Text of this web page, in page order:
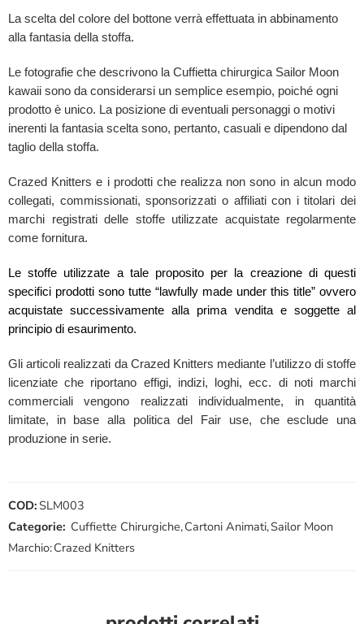
La scelta del colore del bottone verrà effettuata in abbinamento
alla fantasia della stoffa.
Le fotografie che descrivono la Cuffietta chirurgica Sailor Moon
kawaii sono da considerarsi un semplice esempio, poiché ogni
prodotto è unico. La posizione di eventuali personaggi o motivi
inerenti la fantasia scelta sono, pertanto, casuali e dipendono dal
taglio della stoffa.
Crazed Knitters e i prodotti che realizza non sono in alcun modo
collegati, commissionati, sponsorizzati o affiliati con i titolari dei
marchi registrati delle stoffe utilizzate acquistate regolarmente
come fornitura.
Le stoffe utilizzate a tale proposito per la creazione di questi
specifici prodotti sono tutte “lawfully made under this title” ovvero
acquistate successivamente alla prima vendita e soggette al
principio di esaurimento.
Gli articoli realizzati da Crazed Knitters mediante l’utilizzo di stoffe
licenziate che riportano effigi, indizi, loghi, ecc. di noti marchi
commerciali vengono realizzati individualmente, in quantità
limitate, in base alla politica del Fair use, che esclude una
produzione in serie.
COD: SLM003
Categorie: Cuffiette Chirurgiche,Cartoni Animati,Sailor Moon
Marchio:Crazed Knitters